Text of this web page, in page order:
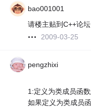
bao001001
请楼主贴到C++论坛
2009-03-25
pengzhixi
1:定义为类成员函
如果定义为类成员